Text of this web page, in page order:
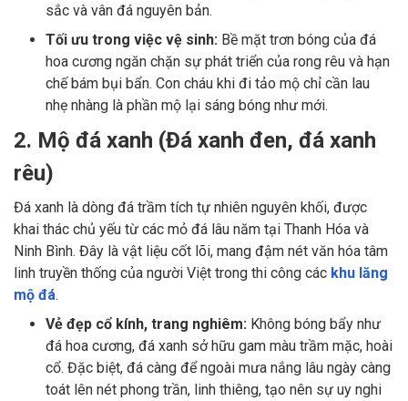
sắc và vân đá nguyên bản.
Tối ưu trong việc vệ sinh: Bề mặt trơn bóng của đá
hoa cương ngăn chặn sự phát triển của rong rêu và hạn
chế bám bụi bẩn. Con cháu khi đi tảo mộ chỉ cần lau
nhẹ nhàng là phần mộ lại sáng bóng như mới.
2. Mộ đá xanh (Đá xanh đen, đá xanh
rêu)
Đá xanh là dòng đá trầm tích tự nhiên nguyên khối, được
khai thác chủ yếu từ các mỏ đá lâu năm tại Thanh Hóa và
Ninh Bình. Đây là vật liệu cốt lõi, mang đậm nét văn hóa tâm
linh truyền thống của người Việt trong thi công các khu lăng
mộ đá.
Vẻ đẹp cổ kính, trang nghiêm: Không bóng bẩy như
đá hoa cương, đá xanh sở hữu gam màu trầm mặc, hoài
cổ. Đặc biệt, đá càng để ngoài mưa nắng lâu ngày càng
toát lên nét phong trần, linh thiêng, tạo nên sự uy nghi